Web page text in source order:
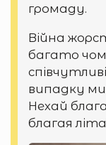
громаду.
Війна
багато
випадку
Нехай
благая